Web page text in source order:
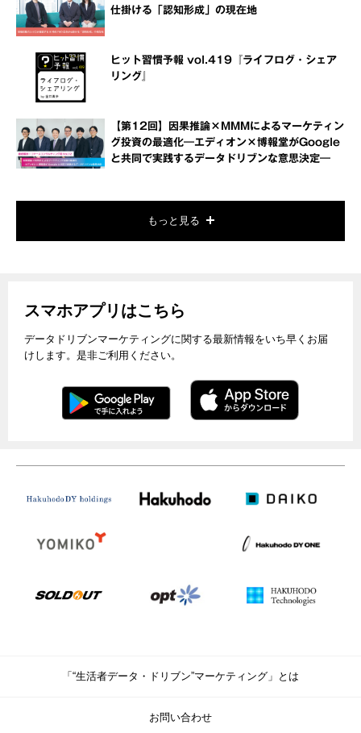
仕掛ける「認知形成」の現在地
ヒット習慣予報 vol.419『ライフログ・シェア
リング』
【第12回】因果推論×MMMによるマーケティン
グ投資の最適化―エディオン×博報堂がGoogle
と共同で実践するデータドリブンな意思決定―
もっと見る
スマホアプリはこちら
データドリブンマーケティングに関する最新情報をいち早くお届
けします。是非ご利用ください。
「“生活者データ・ドリブン”マーケティング」とは
お問い合わせ